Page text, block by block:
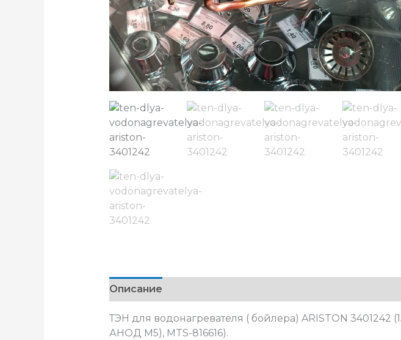
Описание
ТЭН для водонагревателя ( бойлера) ARISTON 3401242
АНОД M5), MTS-816616).